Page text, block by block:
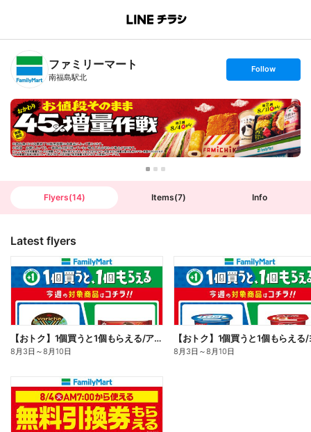
B
n
T
ファミリーマート
南福島駅北
s
t
o
l
l
o
w
Follow
Flyers(14) Items(7) Info
Latest flyers
【おトク】1個買うと1個もらえる/アイス
8月3日 ～8月10日 8月3日 ～8月10日